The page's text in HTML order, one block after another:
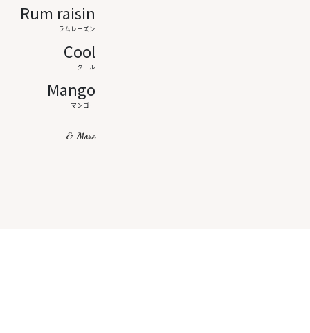
Rum raisin
ラムレーズン
Cool
クール
Mango
マンゴー
& More